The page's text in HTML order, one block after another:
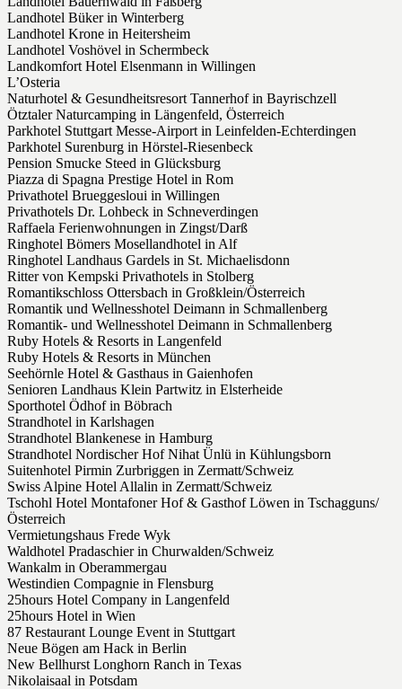
Landhotel Büker in Winterberg
Landhotel Krone in Heitersheim
Landhotel Voshövel in Schermbeck
Landkomfort Hotel Elsenmann in Willingen
L’Osteria
Naturhotel & Gesundheitsresort Tannerhof in Bayrischzell
Ötztaler Naturcamping in Längenfeld, Österreich
Parkhotel Stuttgart Messe-Airport in Leinfelden-Echterdingen
Parkhotel Surenburg in Hörstel-Riesenbeck
Pension Smucke Steed in Glücksburg
Piazza di Spagna Prestige Hotel in Rom
Privathotel Brueggesloui in Willingen
Privathotels Dr. Lohbeck in Schneverdingen
Raffaela Ferienwohnungen in Zingst/Darß
Ringhotel Bömers Mosellandhotel in Alf
Ringhotel Landhaus Gardels in St. Michaelisdonn
Ritter von Kempski Privathotels in Stolberg
Romantikschloss Ottersbach in Großklein/Österreich
Romantik und Wellnesshotel Deimann in Schmallenberg
Romantik- und Wellnesshotel Deimann in Schmallenberg
Ruby Hotels & Resorts in Langenfeld
Ruby Hotels & Resorts in München
Seehörnle Hotel & Gasthaus in Gaienhofen
Senioren Landhaus Klein Partwitz in Elsterheide
Sporthotel Ödhof in Böbrach
Strandhotel in Karlshagen
Strandhotel Blankenese in Hamburg
Strandhotel Nordischer Hof Nihat Ünlü in Kühlungsborn
Suitenhotel Pirmin Zurbriggen in Zermatt/Schweiz
Swiss Alpine Hotel Allalin in Zermatt/Schweiz
Tschohl Hotel Montafoner Hof & Gasthof Löwen in Tschagguns/
Österreich
Vermietungshaus Frede Wyk
Waldhotel Pradaschier in Churwalden/Schweiz
Wankalm in Oberammergau
Westindien Compagnie in Flensburg
25hours Hotel Company in Langenfeld
25hours Hotel in Wien
87 Restaurant Lounge Event in Stuttgart
Neue Bögen am Hack in Berlin
New Bellhurst Longhorn Ranch in Texas
Nikolaisaal in Potsdam